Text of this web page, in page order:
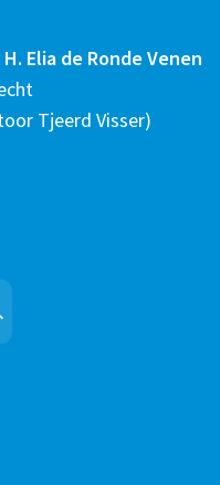
Elia de Ronde Venen
Tjeerd Visser)